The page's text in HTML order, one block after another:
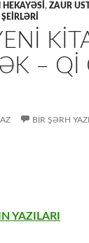
, ZAUR
– QI
BIR ŞƏRH
YAZILARI